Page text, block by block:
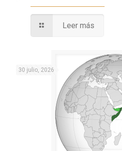
Leer más
30 julio, 2026